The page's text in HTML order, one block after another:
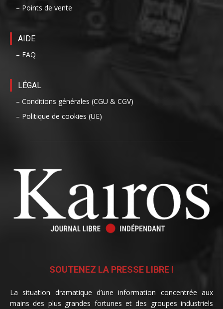
– Points de vente
AIDE
– FAQ
LÉGAL
– Conditions générales (CGU & CGV)
– Politique de cookies (UE)
SOUTENEZ LA PRESSE LIBRE !
La situation dramatique d’une information concentrée aux
mains des plus grandes fortunes et des groupes industriels